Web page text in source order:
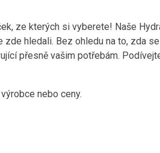
ze kterých si vyberete! Naše
hledali. Bez ohledu na to, zda
přesně vašim potřebám.
nebo ceny.